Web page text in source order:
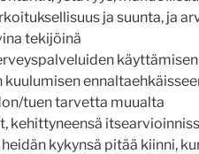
ja suunta, ja
tekijöinä
käyttämisen
tuen tarvetta muualta
kehittyneensä
kykynsä pitää kiinni,